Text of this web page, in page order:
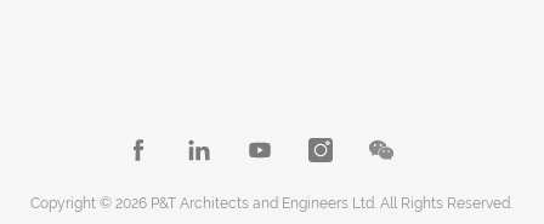
Copyright © 2026 P&T Architects and Engineers Ltd. All Rights Reserved.